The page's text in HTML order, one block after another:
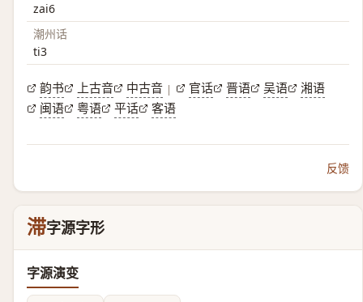
zai6
潮州话
ti3
韵书 上古音 中古音 | 官话 晋语 吴语
湘语
闽语
粤语 平话 客语
反馈
滞字源字形
字源演变